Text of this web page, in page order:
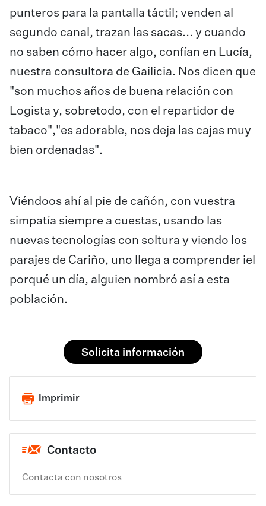
punteros para la pantalla táctil; venden al
segundo canal, trazan las sacas... y cuando
no saben cómo hacer algo, confían en Lucía,
nuestra consultora de Gailicia. Nos dicen que
"son muchos años de buena relación con
Logista y, sobretodo, con el repartidor de
tabaco","es adorable, nos deja las cajas muy
bien ordenadas".
Viéndoos ahí al pie de cañón, con vuestra
simpatía siempre a cuestas, usando las
nuevas tecnologías con soltura y viendo los
parajes de Cariño, uno llega a comprender iel
porqué un día, alguien nombró así a esta
población.
Solicita información
Imprimir
Contacto
Contacta con nosotros